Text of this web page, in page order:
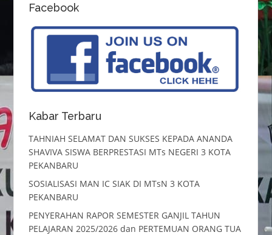
Facebook
Kabar Terbaru
TAHNIAH SELAMAT DAN SUKSES KEPADA ANANDA
SHAVIVA SISWA BERPRESTASI MTs NEGERI 3 KOTA
PEKANBARU
SOSIALISASI MAN IC SIAK DI MTsN 3 KOTA
PEKANBARU
PENYERAHAN RAPOR SEMESTER GANJIL TAHUN
PELAJARAN 2025/2026 dan PERTEMUAN ORANG TUA